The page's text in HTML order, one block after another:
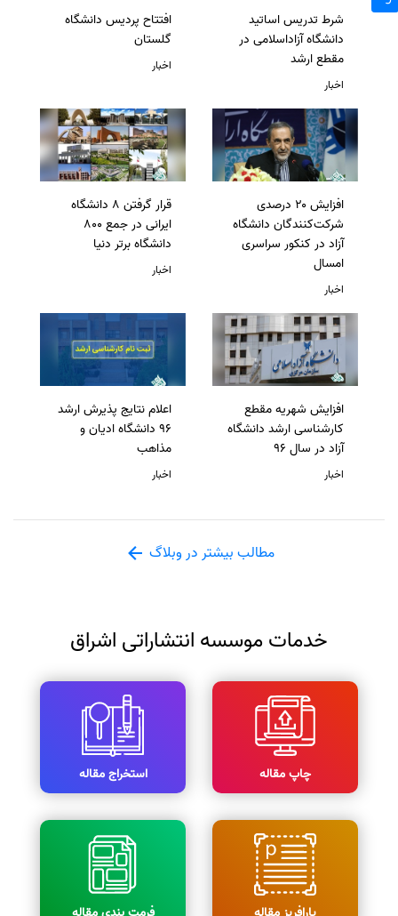
شرط تدریس اساتید
دانشگاه آزاداسلامی در
مقطع ارشد
اخبار
افتتاح پردیس دانشگاه
گلستان
اخبار
افزایش ۲۰ درصدی
شرکت‌کنندگان دانشگاه
آزاد در کنکور سراسری
امسال
اخبار
قرار گرفتن 8 دانشگاه
ایرانی در جمع 800
دانشگاه برتر دنیا
اخبار
افزایش شهریه مقطع
کارشناسی ارشد دانشگاه
آزاد در سال 96
اخبار
اعلام نتایج پذیرش ارشد
96 دانشگاه ادیان و
مذاهب
اخبار
مطالب بیشتر در وبلاگ
خدمات موسسه انتشاراتی اشراق
چاپ مقاله استخراج مقاله